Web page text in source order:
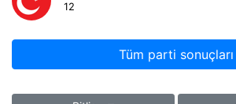
12
Tüm parti sonuçları